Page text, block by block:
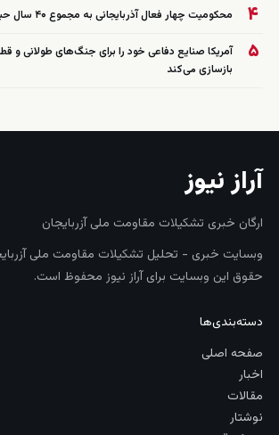
۴ محکومیت چهار فعال آذربایجانی به مجموع ۴۰ سال حبس تعزیری
۵
آمریکا صنایع دفاعی خود را برای جنگ‌های طولانی و
بازسازی می‌کند
آراز نیوز
ارگان خبری تشکیلات مقاومت ملی آزربایجان
وبسایت خبری - تحلیل تشکیلات مقاومت ملی
حقوق این وبسایت برای آراز نیوز محفوظ است.
دسته‌بندی‌ها
صفحه اصلی
اخبار
مقالات
نوشتار